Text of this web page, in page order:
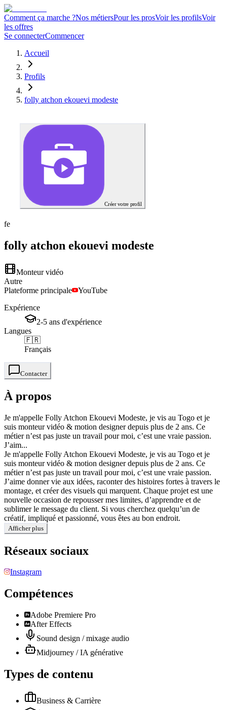
Comment ça marche ?Nos métiersPour les prosVoir les profilsVoir
les offres
Se connecterCommencer
Accueil
Profils
folly atchon ekouevi modeste
Créer votre profil
fe
folly atchon ekouevi modeste
Monteur vidéo
Autre
Plateforme principale
YouTube
Expérience
2-5 ans d'expérience
Langues
🇫🇷
Français
Contacter
À propos
Je m'appelle Folly Atchon Ekouevi Modeste, je vis au Togo et je
suis monteur vidéo & motion designer depuis plus de 2 ans. Ce
métier n’est pas juste un travail pour moi, c’est une vraie passion.
J’aim...
Je m'appelle Folly Atchon Ekouevi Modeste, je vis au Togo et je
suis monteur vidéo & motion designer depuis plus de 2 ans. Ce
métier n’est pas juste un travail pour moi, c’est une vraie passion.
J’aime donner vie aux idées, raconter des histoires fortes à travers le
montage, et créer des visuels qui marquent. Chaque projet est une
nouvelle occasion de repousser mes limites, d’apprendre et de
sublimer le message du client. Si vous cherchez quelqu’un de
créatif, impliqué et passionné, vous êtes au bon endroit.
Afficher plus
Réseaux sociaux
Instagram
Compétences
Adobe Premiere Pro
After Effects
Sound design / mixage audio
Midjourney / IA générative
Types de contenu
Business & Carrière